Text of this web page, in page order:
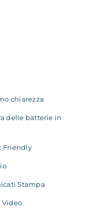
chiarezza
delle batterie in
Friendly
Stampa
Video